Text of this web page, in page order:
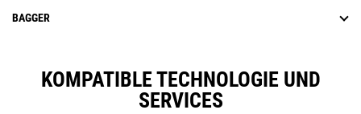
BAGGER
KOMPATIBLE TECHNOLOGIE UND
SERVICES